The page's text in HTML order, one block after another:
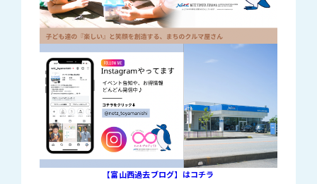
【富山西過去ブログ】はコチラ